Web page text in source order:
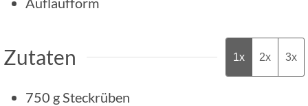
Zutaten 1x 2x 3x
750 gSteckrüben